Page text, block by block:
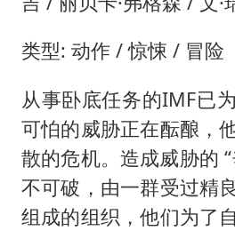
类型: 动作 / 惊悚 / 冒险
从事卧底任务的IMF已
可怕的威胁正在酝酿，
散的危机。造成威胁的
不可破，由一群受过精
组成的组织，他们为了